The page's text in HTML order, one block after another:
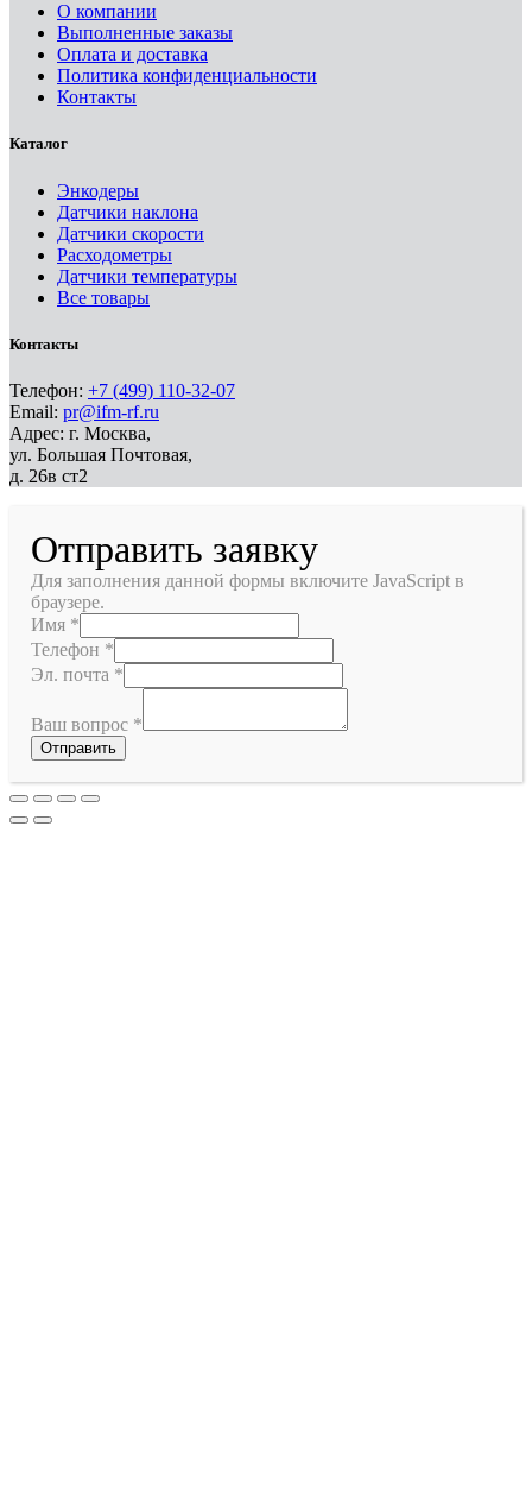
О компании
Выполненные заказы
Оплата и доставка
Политика конфиденциальности
Контакты
Каталог
Энкодеры
Датчики наклона
Датчики скорости
Расходометры
Датчики температуры
Все товары
Контакты
Телефон: +7 (499) 110-32-07
Email: pr@ifm-rf.ru
Адрес: г. Москва,
ул. Большая Почтовая,
д. 26в ст2
Отправить заявку
Для заполнения данной формы включите JavaScript в
браузере.
Имя *
Телефон *
Эл. почта *
Ваш вопрос *
Отправить